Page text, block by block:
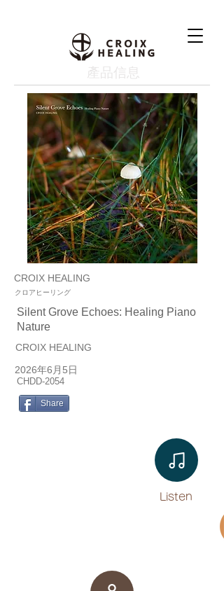
產品信息
CROIX HEALING
クロアヒーリング
Silent Grove Echoes: Healing Piano
Nature
CROIX HEALING
2026年6月5日
CHDD-2054
Share
Listen​